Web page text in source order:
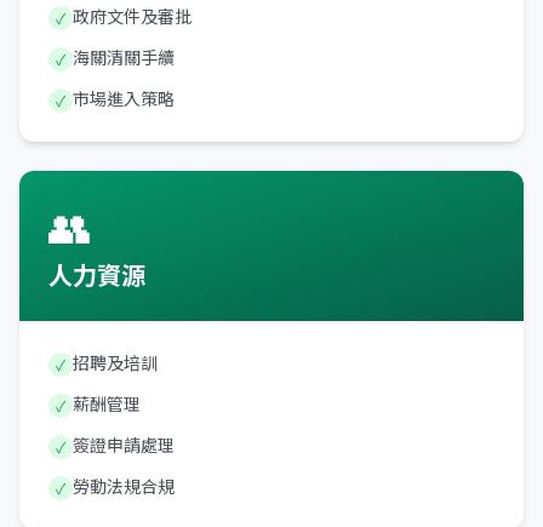
✓ 政府文件及審批
✓ 海關清關手續
✓ 市場進入策略
👥
人力資源
✓ 招聘及培訓
✓ 薪酬管理
✓ 簽證申請處理
✓ 勞動法規合規